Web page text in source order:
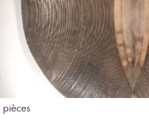
pièces